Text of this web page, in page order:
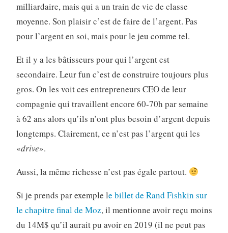
milliardaire, mais qui a un train de vie de classe
moyenne. Son plaisir c’est de faire de l’argent. Pas
pour l’argent en soi, mais pour le jeu comme tel.
Et il y a les bâtisseurs pour qui l’argent est
secondaire. Leur fun c’est de construire toujours plus
gros. On les voit ces entrepreneurs CEO de leur
compagnie qui travaillent encore 60-70h par semaine
à 62 ans alors qu’ils n’ont plus besoin d’argent depuis
longtemps. Clairement, ce n’est pas l’argent qui les
«drive».
Aussi, la même richesse n’est pas égale partout.
Si je prends par exemple le billet de Rand Fishkin sur
le chapitre final de Moz, il mentionne avoir reçu moins
du 14M$ qu’il aurait pu avoir en 2019 (il ne peut pas